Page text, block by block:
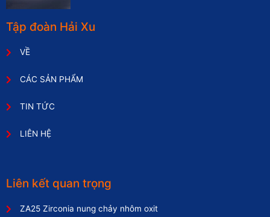
Tập đoàn Hải Xu
VỀ
CÁC SẢN PHẨM
TIN TỨC
LIÊN HỆ
Liên kết quan trọng
ZA25 Zirconia nung chảy nhôm oxit